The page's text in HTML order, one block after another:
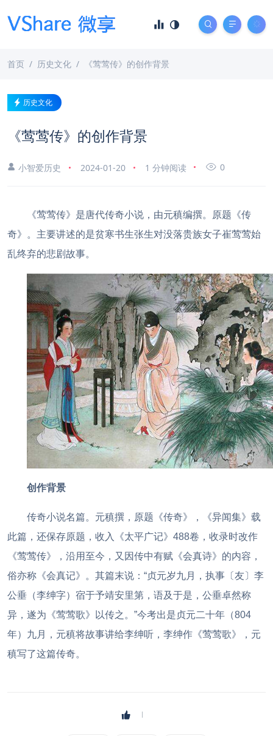
首页 历史文化 《莺莺传》的创作背景
历史文化
《莺莺传》的创作背景
小智爱历史 2024-01-20 1 分钟阅读 0
《莺莺传》是唐代传奇小说，由元稹编撰。原题《传
奇》。主要讲述的是贫寒书生张生对没落贵族女子崔莺莺始
乱终弃的悲剧故事。
创作背景
传奇小说名篇。元稹撰，原题《传奇》，《异闻集》载
此篇，还保存原题，收入《太平广记》488卷，收录时改作
《莺莺传》，沿用至今，又因传中有赋《会真诗》的内容，
俗亦称《会真记》。其篇末说：“贞元岁九月，执事〔友〕李
公垂（李绅字）宿于予靖安里第，语及于是，公垂卓然称
异，遂为《莺莺歌》以传之。”今考出是贞元二十年（804
年）九月，元稹将故事讲给李绅听，李绅作《莺莺歌》，元
稹写了这篇传奇。